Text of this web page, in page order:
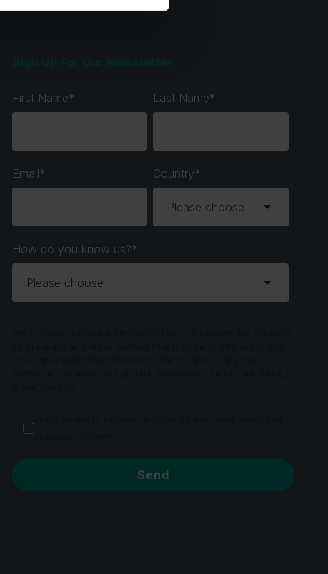
First Name* Last Name*
Email* Country*
How do you know us?*